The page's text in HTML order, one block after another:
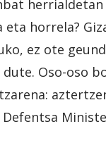
horrela?
ez ote
dute. Oso-oso